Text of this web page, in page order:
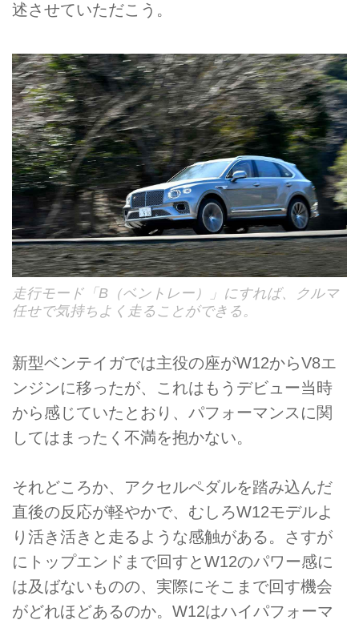
述させていただこう。
走行モード「B（ベントレー）」にすれば、クルマ
任せで気持ちよく走ることができる。
新型ベンテイガでは主役の座がW12からV8エ
ンジンに移ったが、これはもうデビュー当時
から感じていたとおり、パフォーマンスに関
してはまったく不満を抱かない。
それどころか、アクセルペダルを踏み込んだ
直後の反応が軽やかで、むしろW12モデルよ
り活き活きと走るような感触がある。さすが
にトップエンドまで回すとW12のパワー感に
は及ばないものの、実際にそこまで回す機会
がどれほどあるのか。W12はハイパフォーマ